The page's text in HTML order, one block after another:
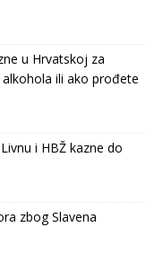
u Hrvatskoj za
ili ako prođete
i HBŽ kazne do
zbog Slavena